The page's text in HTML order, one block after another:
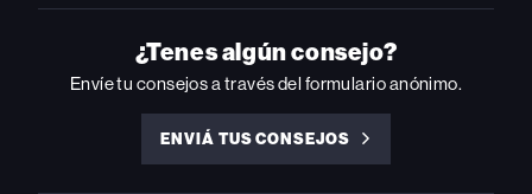
ON
INSTAGRAM
ON
YOUTUBE
ON
YOUTUBE
ON
ON
FACEBOOK
¿Tenes algún consejo?
Envíe tu consejos a través del formulario anónimo.
ENVIÁ TUS CONSEJOS
ENVIÁ